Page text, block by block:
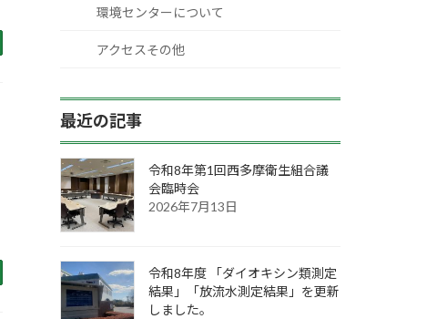
環境センターについて
アクセスその他
最近の記事
令和8年第1回西多摩衛生組合議
会臨時会
2026年7月13日
令和8年度 「ダイオキシン類測定
結果」「放流水測定結果」を更新
しました。